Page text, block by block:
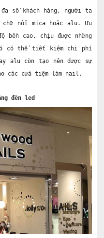
số khách hàng, người ta
chữ nổi mica hoặc alu. Ưu
bền cao, chịu được những
có thể tiết kiệm chi phí
alu còn tạo nên được sự
các cửa tiệm làm nail.
đèn led